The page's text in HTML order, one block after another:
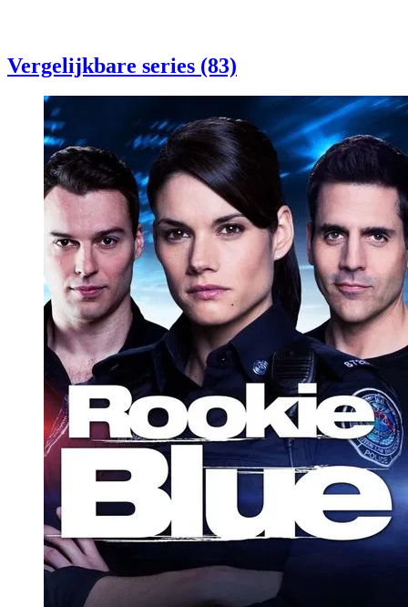
Vergelijkbare series (83)